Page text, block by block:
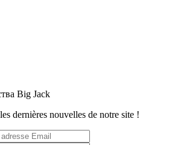
dernières nouvelles de notre site !